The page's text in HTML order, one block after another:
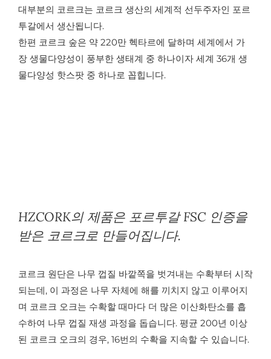
대부분의 코르크는 코르크 생산의 세계적 선두주자인 포르
투갈에서 생산됩니다.
한편 코르크 숲은 약 220만 헥타르에 달하며 세계에서 가
장 생물다양성이 풍부한 생태계 중 하나이자 세계 36개 생
물다양성 핫스팟 중 하나로 꼽힙니다.
HZCORK의 제품은 포르투갈 FSC 인증을
받은 코르크로 만들어집니다.
코르크 원단은 나무 껍질 바깥쪽을 벗겨내는 수확부터 시작
되는데, 이 과정은 나무 자체에 해를 끼치지 않고 이루어지
며 코르크 오크는 수확할 때마다 더 많은 이산화탄소를 흡
수하여 나무 껍질 재생 과정을 돕습니다. 평균 200년 이상
된 코르크 오크의 경우, 16번의 수확을 지속할 수 있습니다.